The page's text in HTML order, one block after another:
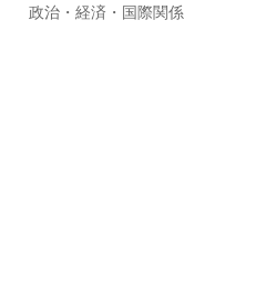
政治・経済・国際関係